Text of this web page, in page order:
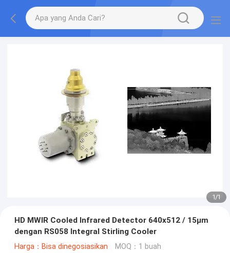
1/1
HD MWIR Cooled Infrared Detector 640x512 / 15μm
dengan RS058 Integral Stirling Cooler
Harga：Bisa dinegosiasikan MOQ：1 buah